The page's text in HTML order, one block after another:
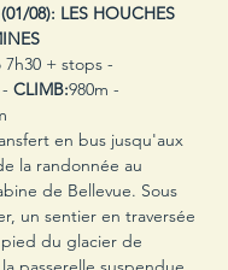
(01/08): LES HOUCHES
7h30 + stops -
CLIMB:980m -
en bus jusqu'aux
la randonnée au
de Bellevue. Sous
un sentier en traversée
du glacier de